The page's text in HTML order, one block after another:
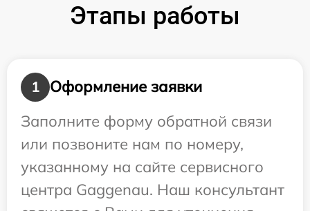
Этапы работы
1
Оформление заявки
Заполните форму обратной связи
или позвоните нам по номеру,
указанному на сайте сервисного
центра Gaggenau. Наш консультант